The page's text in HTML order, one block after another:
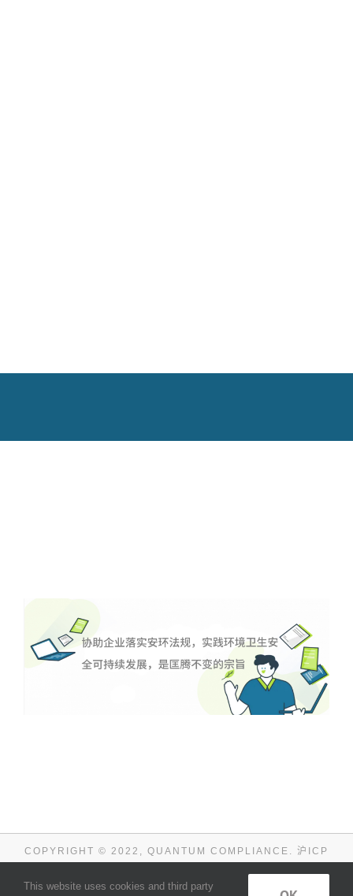
免责申明
COPYRIGHT © 2022, QUANTUM COMPLIANCE. 沪ICP
This website uses cookies and third party